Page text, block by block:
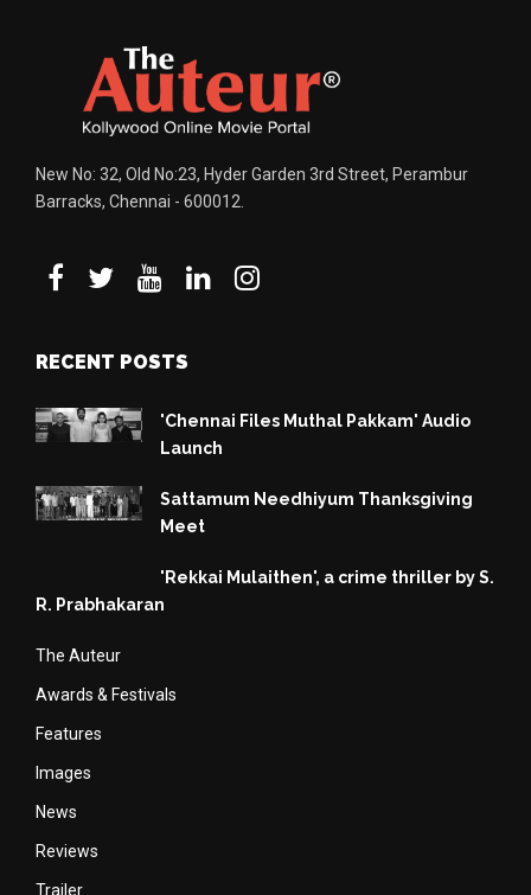
New No: 32, Old No:23, Hyder Garden 3rd Street, Perambur
Barracks, Chennai - 600012.
RECENT POSTS
'Chennai Files Muthal Pakkam' Audio
Launch
Sattamum Needhiyum Thanksgiving
Meet
'Rekkai Mulaithen', a crime thriller by S.
R. Prabhakaran
The Auteur
Awards & Festivals
Features
Images
News
Reviews
Trailer